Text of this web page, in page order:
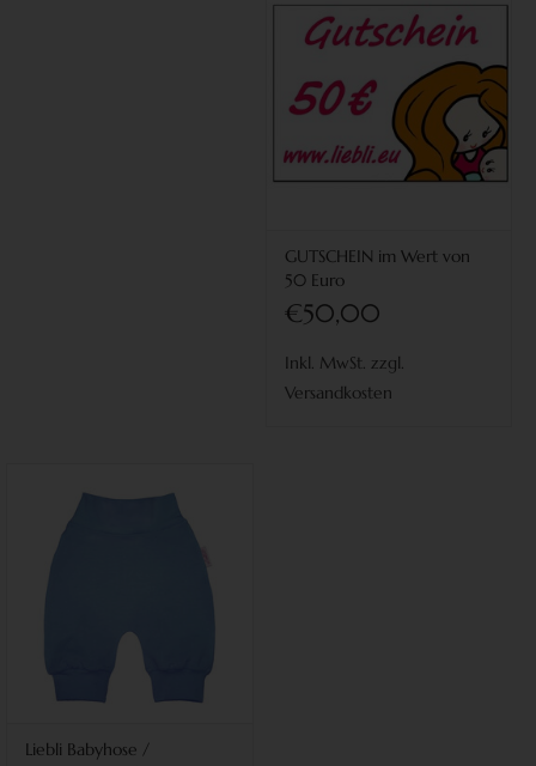
GUTSCHEIN im Wert von
50 Euro
€50,00
Inkl. MwSt. zzgl.
Versandkosten
Liebli Babyhose /